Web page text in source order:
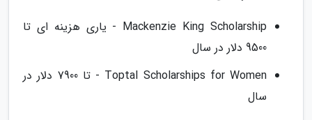
Mackenzie King Scholarship - یاری هزینه ای تا
9500 دلار در سال
Toptal Scholarships for Women - تا 7900 دلار در
سال